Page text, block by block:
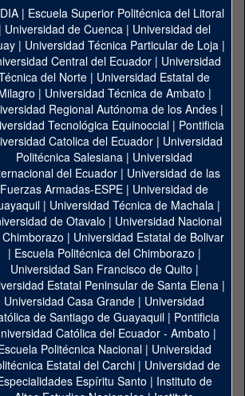
| Escuela Superior Politécnica del Litoral
| Universidad de Cuenca| Universidad del
| Universidad Técnica Particular de Loja|
Central del Ecuador| Universidad
del Norte | Universidad Estatal de
| Universidad Técnica de Ambato |
Regional Autónoma de los Andes|
Tecnológica Equinoccial| Pontificia
Catolica del Ecuador | Universidad
Politécnica Salesiana | Universidad
del Ecuador | Universidad de las
Fuerzas Armadas-ESPE | Universidad de
| Universidad Técnica de Machala|
de Otavalo | Universidad Nacional
| Universidad Estatal de Bolivar
| Escuela Politécnica del Chimborazo |
Universidad San Francisco de Quito |
Estatal Peninsular de Santa Elena|
Universidad Casa Grande | Universidad
de Santiago de Guayaquil| Pontificia
Católica del Ecuador - Ambato |
Politécnica Nacional| Universidad
Estatal del Carchi| Universidad de
Espíritu Santo | Instituto de